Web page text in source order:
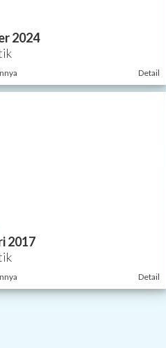
2024
Detail
2017
Detail